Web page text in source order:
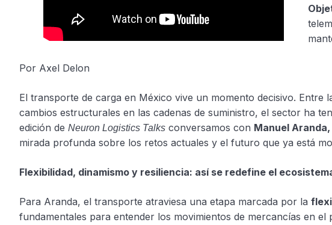
Por Axel Delon
El transporte de carga en México vive un momento decisivo. Entre
cambios estructurales en las cadenas de suministro, el sector ha
edición de Neuron Logistics Talks conversamos con Manuel
mirada profunda sobre los retos actuales y el futuro que ya está
Flexibilidad, dinamismo y resiliencia: así se redefine el
Para Aranda, el transporte atraviesa una etapa marcada por la
fundamentales para entender los movimientos de mercancías en el